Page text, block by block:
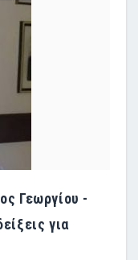
Γεωργίου -
για